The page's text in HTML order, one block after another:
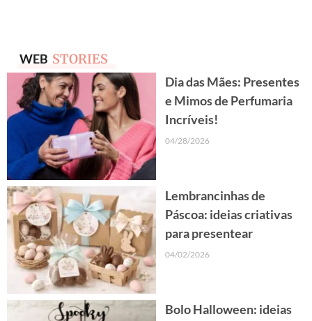
WEB STORIES
Dia das Mães: Presentes
e Mimos de Perfumaria
Incríveis!
04/28/2026
Lembrancinhas de
Páscoa: ideias criativas
para presentear
04/02/2026
Bolo Halloween: ideias